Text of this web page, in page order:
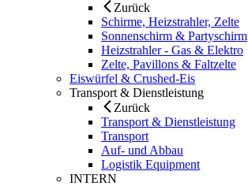
Zurück
Schirme, Heizstrahler, Zelte
Sonnenschirm & Partyschirm
Heizstrahler - Gas & Elektro
Zelte, Pavillons & Faltzelte
Eiswürfel & Crushed-Eis
Transport & Dienstleistung
Zurück
Transport & Dienstleistung
Transport
Auf- und Abbau
Logistik Equipment
INTERN